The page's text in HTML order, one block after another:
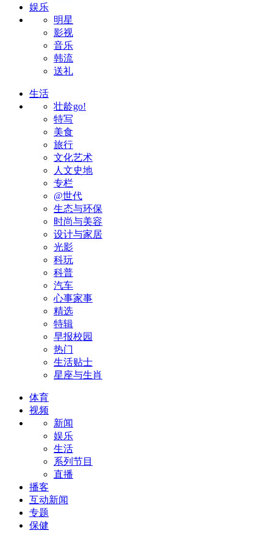
娱乐
明星
影视
音乐
韩流
送礼
生活
壮龄go!
特写
美食
旅行
文化艺术
人文史地
专栏
@世代
生态与环保
时尚与美容
设计与家居
光影
科玩
科普
汽车
心事家事
精选
特辑
早报校园
热门
生活贴士
星座与生肖
体育
视频
新闻
娱乐
生活
系列节目
直播
播客
互动新闻
专题
保健